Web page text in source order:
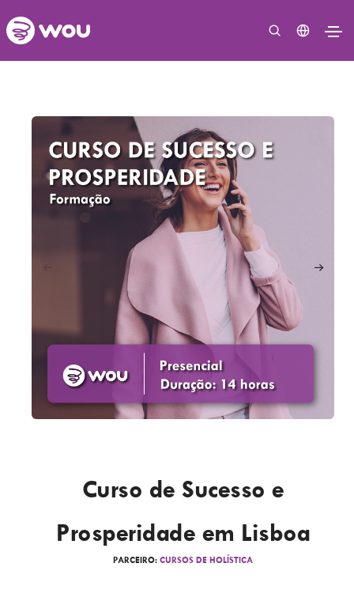
Curso de Sucesso e
Prosperidade em Lisboa
PARCEIRO: CURSOS DE HOLÍSTICA